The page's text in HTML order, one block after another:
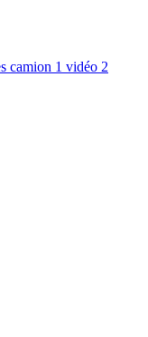
camion 1 vidéo 2